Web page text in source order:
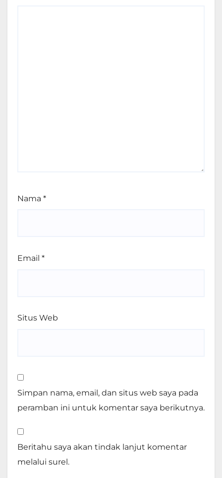
Nama *
Email *
Situs Web
Simpan nama, email, dan situs web saya pada
peramban ini untuk komentar saya berikutnya.
Beritahu saya akan tindak lanjut komentar
melalui surel.